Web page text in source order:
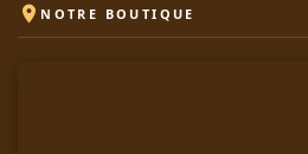
 NOTRE BOUTIQUE